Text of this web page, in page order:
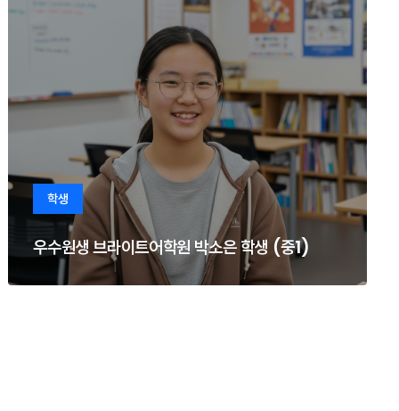
학생
우수원생 브라이트어학원 박소은 학생 (중1)